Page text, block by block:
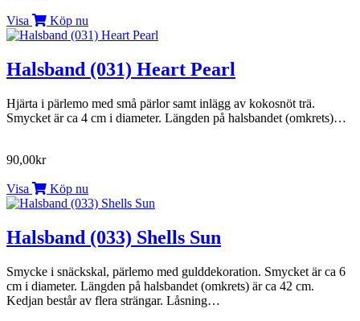
Visa Köp nu
Halsband (031) Heart Pearl
Hjärta i pärlemo med små pärlor samt inlägg av kokosnöt trä.
Smycket är ca 4 cm i diameter. Längden på halsbandet (omkrets)…
90,00kr
Visa Köp nu
Halsband (033) Shells Sun
Smycke i snäckskal, pärlemo med gulddekoration. Smycket är ca 6
cm i diameter. Längden på halsbandet (omkrets) är ca 42 cm.
Kedjan består av flera strängar. Låsning…